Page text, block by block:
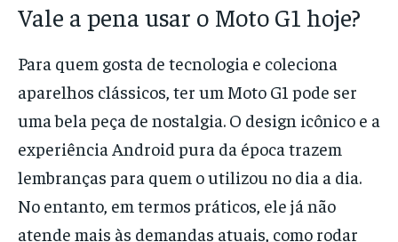
Vale a pena usar o Moto G1 hoje?
Para quem gosta de tecnologia e coleciona
aparelhos clássicos, ter um Moto G1 pode ser
uma bela peça de nostalgia. O design icônico e a
experiência Android pura da época trazem
lembranças para quem o utilizou no dia a dia.
No entanto, em termos práticos, ele já não
atende mais às demandas atuais, como rodar